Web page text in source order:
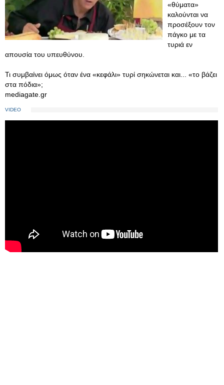
«θύματα»
καλούνται να
προσέξουν τον
πάγκο με τα
τυριά εν
απουσία του υπευθύνου.
Τι συμβαίνει όμως όταν ένα «κεφάλι» τυρί σηκώνεται και... «το βάζει
στα πόδια»;
mediagate.gr
VIDEO